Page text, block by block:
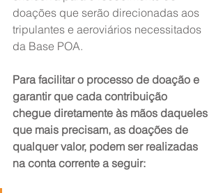
doações que serão direcionadas aos
tripulantes e aeroviários necessitados
da Base POA.
Para facilitar o processo de doação e
garantir que cada contribuição
chegue diretamente às mãos daqueles
que mais precisam, as doações de
qualquer valor, podem ser realizadas
na conta corrente a seguir: